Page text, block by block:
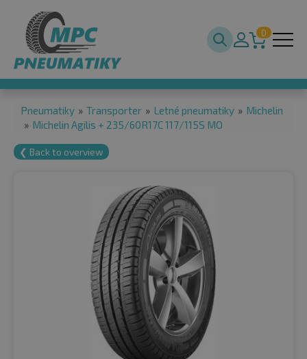
0
Pneumatiky » Transporter » Letné pneumatiky » Michelin
» Michelin Agilis + 235/60R17C 117/115S MO
❮ Back to overview